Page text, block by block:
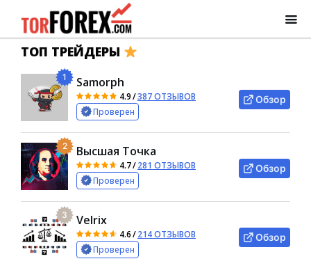
ТОП ТРЕЙДЕРЫ
1 Samorph
4.9/387 ОТЗЫВОВ
Проверен
Обзор
2 Высшая Точка
4.7/281 ОТЗЫВОВ
Проверен
Обзор
3 Velrix
4.6/214 ОТЗЫВОВ
Проверен
Обзор